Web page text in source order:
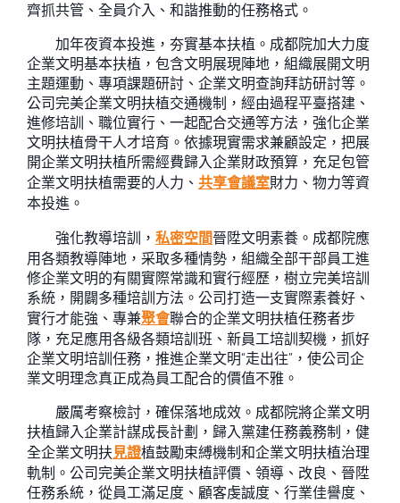
齊抓共管、全員介入、和諧推動的任務格式。
加年夜資本投進，夯實基本扶植。成都院加大力度
企業文明基本扶植，包含文明展現陣地，組織展開文明
主題運動、專項課題研討、企業文明查詢拜訪研討等。
公司完美企業文明扶植交通機制，經由過程平臺搭建、
進修培訓、職位實行、一起配合交通等方法，強化企業
文明扶植骨干人才培育。依據現實需求兼顧設定，把展
開企業文明扶植所需經費歸入企業財政預算，充足包管
企業文明扶植需要的人力、 共享會議室財力、物力等資
本投進。
強化教導培訓， 私密空間晉陞文明素養。成都院應
用各類教導陣地，采取多種情勢，組織全部干部員工進
修企業文明的有關實際常識和實行經歷，樹立完美培訓
系統，開闢多種培訓方法。公司打造一支實際素養好、
實行才能強、專兼聚會聯合的企業文明扶植任務者步
隊，充足應用各級各類培訓班、新員工培訓契機，抓好
企業文明培訓任務，推進企業文明“走出往”，使公司企
業文明理念真正成為員工配合的價值不雅。
嚴厲考察檢討，確保落地成效。成都院將企業文明
扶植歸入企業計謀成長計劃，歸入黨建任務義務制，健
全企業文明扶見證植鼓勵束縛機制和企業文明扶植治理
軌制。公司完美企業文明扶植評價、領導、改良、晉陞
任務系統，從員工滿足度、顧客虔誠度、行業佳譽度、